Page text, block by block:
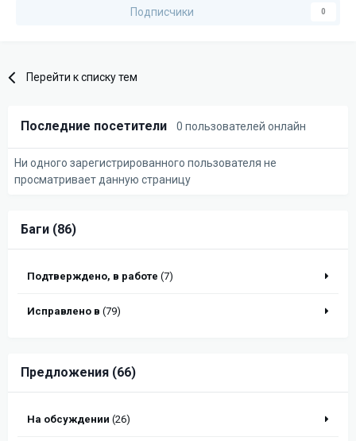
Подписчики 0
Перейти к списку тем
Последние посетители 0 пользователей онлайн
Ни одного зарегистрированного пользователя не
просматривает данную страницу
Баги (86)
Подтверждено, в работе (7)
Исправлено в (79)
Предложения (66)
На обсуждении (26)